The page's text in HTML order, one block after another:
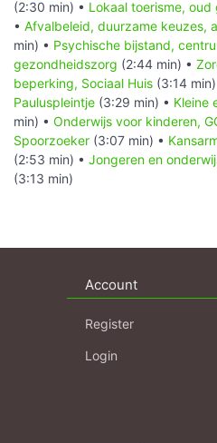
(2:30 min) • Lokaal toerisme, oud
• Afvalbeleid, duurzame keuzes,
min) • Psychische bijstand,
gezondheidszorg (2:44 min) •
beperking, Sociaal Huis (3:14 min)
Pauluspleintje (3:29 min) • Kleine
min) • Onderwijs voor kinderen,
Spoorzoeker (3:07 min) •
(2:53 min) • Jongeren en
(3:13 min)
Account
Register
Login